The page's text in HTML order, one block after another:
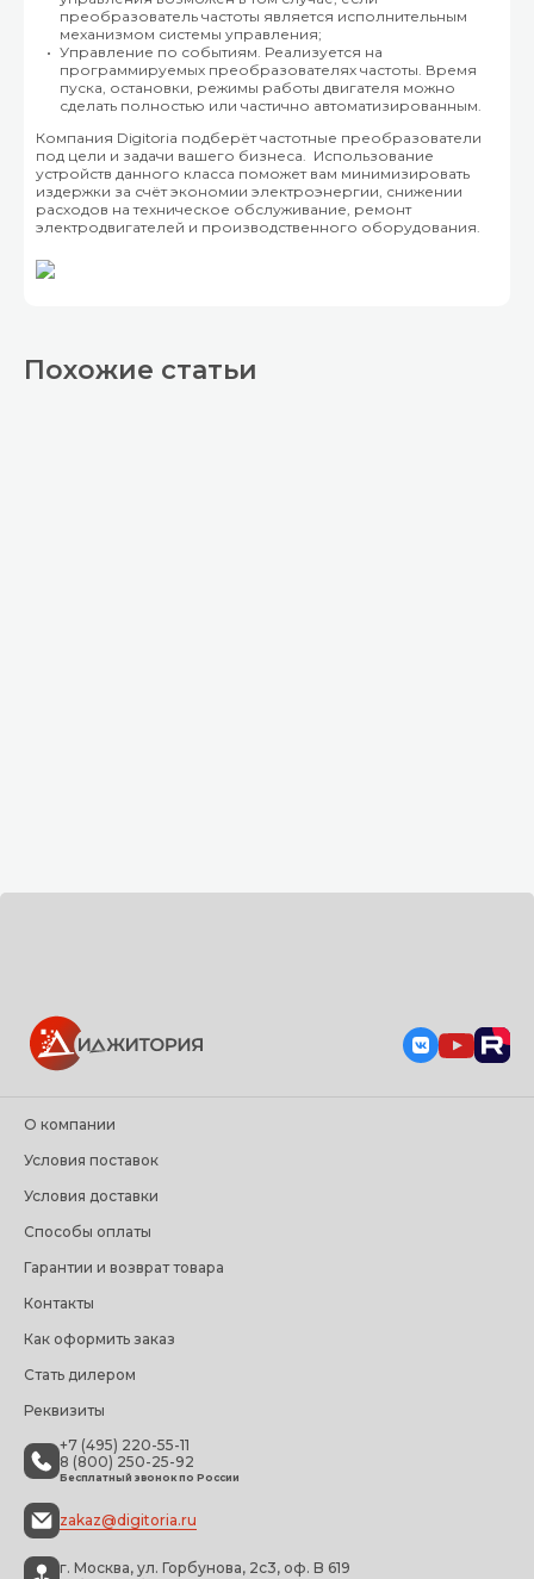
преобразователь частоты является исполнительным
механизмом системы управления;
Управление по событиям. Реализуется на
программируемых преобразователях частоты. Время
пуска, остановки, режимы работы двигателя можно
сделать полностью или частично автоматизированным.
Компания Digitoria подберёт частотные преобразователи
под цели и задачи вашего бизнеса. Использование
устройств данного класса поможет вам минимизировать
издержки за счёт экономии электроэнергии, снижении
расходов на техническое обслуживание, ремонт
электродвигателей и производственного оборудования.
Похожие статьи
+7 (495) 220-55-11
8 (800) 250-25-92
Бесплатный звонок по России
zakaz@digitoria.ru
г. Москва, ул. Горбунова, 2с3, оф. B 619
О компании
Условия поставок
Условия доставки
Способы оплаты
Гарантии и возврат товара
Контакты
Как оформить заказ
Стать дилером
Реквизиты